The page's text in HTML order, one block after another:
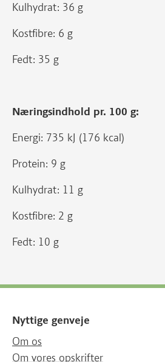
Kulhydrat: 36 g
Kostfibre: 6 g
Fedt: 35 g
Næringsindhold pr. 100 g:
Energi: 735 kJ (176 kcal)
Protein: 9 g
Kulhydrat: 11 g
Kostfibre: 2 g
Fedt: 10 g
Nyttige genveje
Om os
Om vores opskrifter